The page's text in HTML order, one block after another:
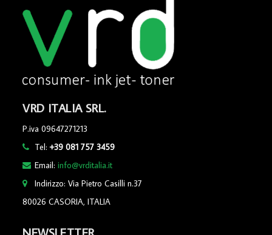
VRD ITALIA SRL.
P.iva 09647271213
Tel:+39 081 757 3459
Email:info@vrditalia.it
Indirizzo: Via Pietro Casilli n.37
80026 CASORIA, ITALIA
NEWSLETTER